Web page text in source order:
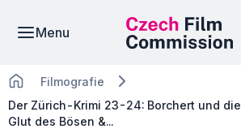
Menu
Filmografie
Der Zürich-Krimi 23-24: Borchert und die
Glut des Bösen &...